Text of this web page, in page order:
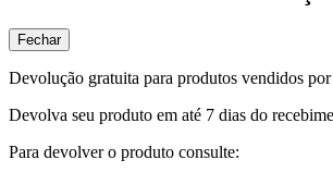
Fechar
Devolução gratuita para produtos vendidos
Devolva seu produto em até 7 dias do
Para devolver o produto consulte: